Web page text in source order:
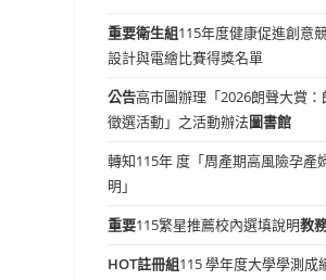
重要衛生組115年度健康促進創意
設計與電繪比賽得獎名單
公告高市圖辦理「2026朗聲大賞：
徵選活動」之活動辦法圖書館
轉知115年 度「周產期高風險孕產
明」
重要115繁星推薦校內選填說明教
HOT註冊組115 學年度大學學測成